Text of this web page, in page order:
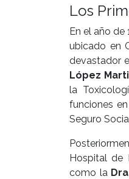
Los
En el año de
ubicado en
devastador
López
la
funciones
Seguro
Hospital de
como la